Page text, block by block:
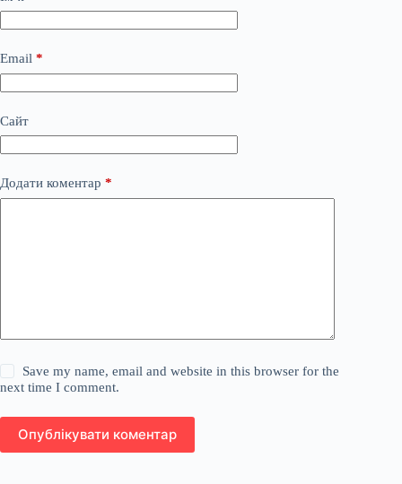
Email *
Сайт
Додати коментар *
Save my name, email and website in this browser for the
next time I comment.
Опублікувати коментар